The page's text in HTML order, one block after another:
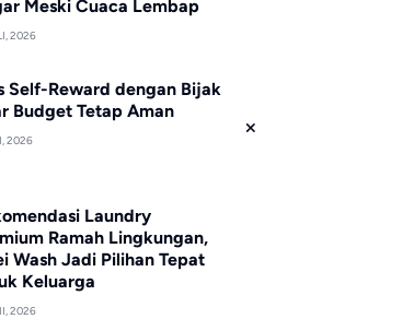
Meski Cuaca Lembap
2026
Self-Reward dengan Bijak
Budget Tetap Aman
2026
Laundry
Ramah Lingkungan,
Wash Jadi Pilihan Tepat
Keluarga
2026